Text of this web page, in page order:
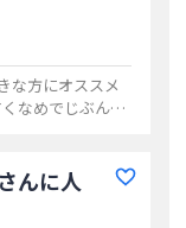
な方にオススメ
なめでじぶん時
んに人